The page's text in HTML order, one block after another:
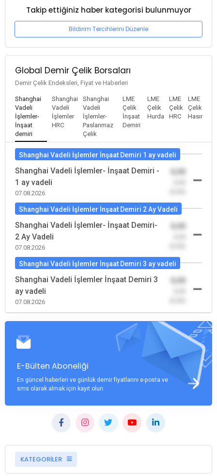
Takip ettiğiniz haber kategorisi bulunmuyor
Bildirim Tercihlerini Düzenle
Global Demir Çelik Borsaları
Demir Çelik Endeksleri, Fiyat ve Haberleri
Shanghai
Vadeli
İşlemler-
İnşaat
demiri
Shanghai
Vadeli
İşlemler
HRC
Shanghai
Vadeli
İşlemler-
Paslanmaz
Çelik
LME
Çelik
İnşaat
Demiri
LME
Çelik
Hurda
LME
Çelik
HRC
LME
Çelik
Hasır
Shanghai Vadeli İşlemler İnşaat Demiri 1 ay vadeli
Shanghai Vadeli İşlemler- İnşaat Demiri -
1 ay vadeli
07.08.2026
0,00
Shanghai Vadeli İşlemler İnşaat Demiri 2 Ay Vadeli
Shanghai Vadeli İşlemler- İnşaat Demiri-
2 Ay Vadeli
07.08.2026
0,00
Shanghai Vadeli İşlemler İnşaat Demiri 3 ay vadeli
Shanghai Vadeli İşlemler İnşaat Demiri 3
ay vadeli
07.08.2026
0,00
E-Bülten Aboneliği
En güncel haberleri ve günlük demir fiyatlarını e-posta ve
sms olarak almak için kayıt olun.
KATEGORİLER